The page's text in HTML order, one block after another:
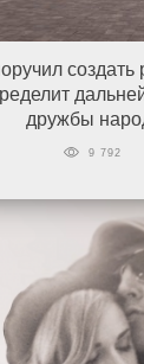
создать
дружбы
9 792